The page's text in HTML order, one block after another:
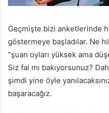
r
m
e
k
Geçmişte bizi anketlerinde
göstermeye başladılar. Ne
“şuan oyları yüksek ama
Siz fal mı bakıyorsunuz?
şimdi yine öyle
başaracağız.